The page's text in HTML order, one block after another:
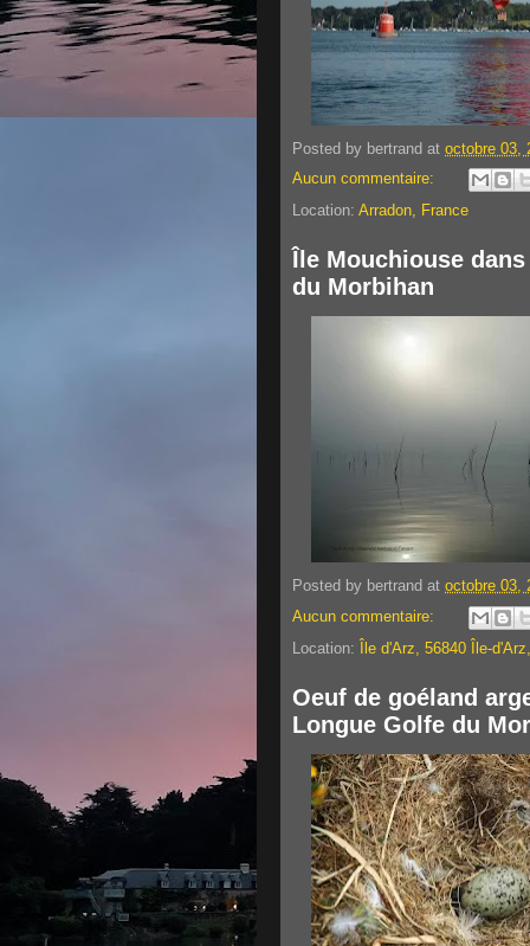
Posted by bertrand at octobre 03,
Aucun commentaire:
Location: Arradon, France
Île Mouchiouse
du Morbihan
Posted by bertrand at octobre 03,
Aucun commentaire:
Location: Île d'Arz, 56840 Île-
Oeuf de goéland
Longue Golfe du